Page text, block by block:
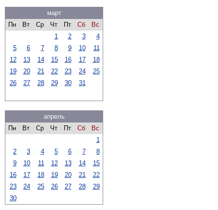
март
Пн
Вт Ср Чт Пт Сб
Вс
1
2 3
4
5
6 7 8 9 10
11
12
13 14 15 16 17
18
19
20 21 22 23 24
25
26
27 28 29 30 31
апрель
Пн
Вт Ср Чт Пт Сб
Вс
1
2
3 4 5 6 7
8
9
10 11 12 13 14
15
16
17 18 19 20 21
22
23
24 25 26 27 28
29
30